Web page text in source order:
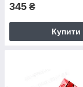
345 ₴
Купити